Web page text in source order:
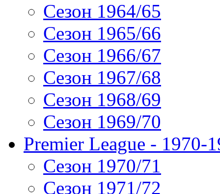
Сезон 1964/65
Сезон 1965/66
Сезон 1966/67
Сезон 1967/68
Сезон 1968/69
Сезон 1969/70
Premier League - 1970-
Сезон 1970/71
Сезон 1971/72